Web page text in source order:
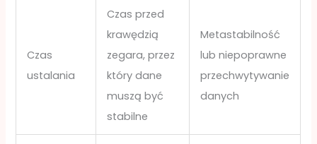
Czas
ustalania
Czas przed
krawędzią
zegara, przez
który dane
muszą być
stabilne
Metastabilność
lub niepoprawne
przechwytywanie
danych